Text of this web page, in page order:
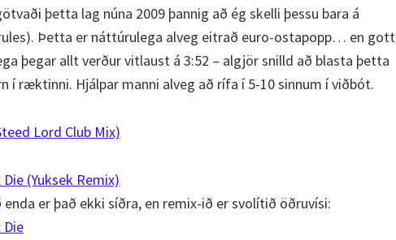
þetta lag núna 2009 þannig að ég skelli þessu bara á
rules). Þetta er náttúrulega alveg eitrað euro-ostapopp… en gott
þegar allt verður vitlaust á 3:52 – algjör snilld að blasta þetta
í ræktinni. Hjálpar manni alveg að rífa í 5-10 sinnum í viðbót.
Lord Club Mix)
(Yuksek Remix)
er það ekki síðra, en remix-ið er svolítið öðruvísi: